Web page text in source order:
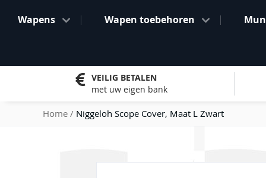
Wapens Wapen toebehoren
VEILIG BETALEN
met uw eigen bank
Home Niggeloh Scope Cover, Maat L Zwart